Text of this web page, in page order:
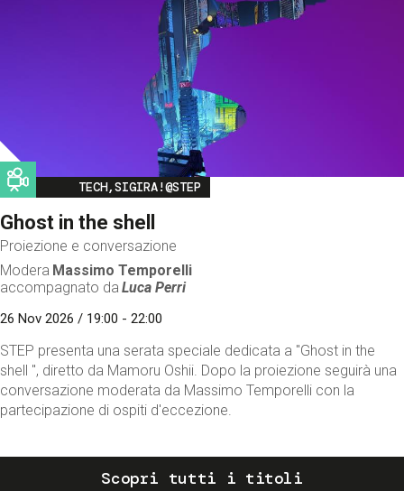
Image
TECH,SIGIRA!@STEP
Ghost in the shell
Proiezione e conversazione
Modera Massimo Temporelli
accompagnato da Luca Perri
26 Nov 2026 / 19:00 - 22:00
STEP presenta una serata speciale dedicata a "Ghost in the
shell ", diretto da Mamoru Oshii. Dopo la proiezione seguirà una
conversazione moderata da Massimo Temporelli con la
partecipazione di ospiti d'eccezione.
Scopri tutti i titoli